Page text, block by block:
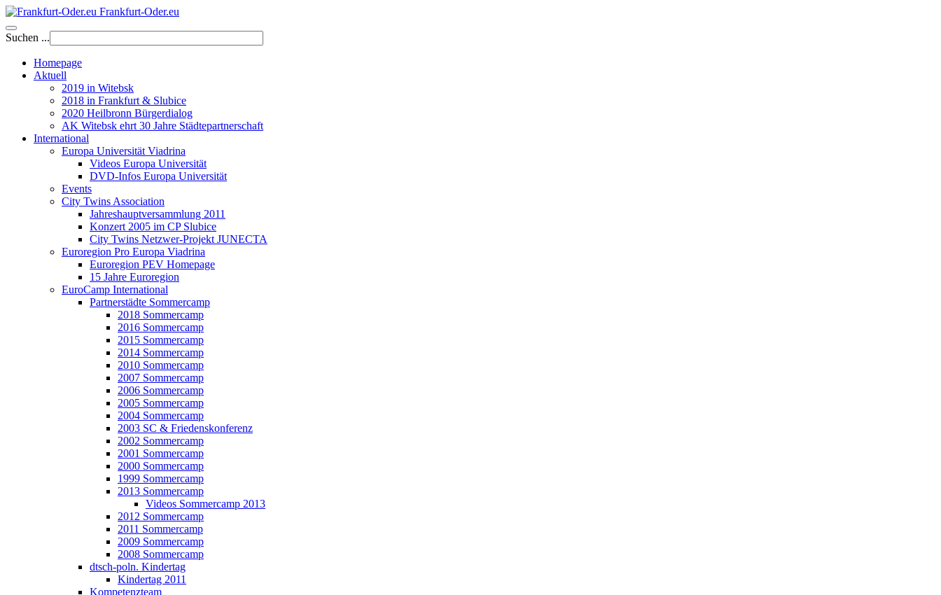
Frankfurt-Oder.eu
Suchen ...
Homepage
Aktuell
2019 in Witebsk
2018 in Frankfurt & Slubice
2020 Heilbronn Bürgerdialog
AK Witebsk ehrt 30 Jahre Städtepartnerschaft
International
Europa Universität Viadrina
Videos Europa Universität
DVD-Infos Europa Universität
Events
City Twins Association
Jahreshauptversammlung 2011
Konzert 2005 im CP Slubice
City Twins Netzwer-Projekt JUNECTA
Euroregion Pro Europa Viadrina
Euroregion PEV Homepage
15 Jahre Euroregion
EuroCamp International
Partnerstädte Sommercamp
2018 Sommercamp
2016 Sommercamp
2015 Sommercamp
2014 Sommercamp
2010 Sommercamp
2007 Sommercamp
2006 Sommercamp
2005 Sommercamp
2004 Sommercamp
2003 SC & Friedenskonferenz
2002 Sommercamp
2001 Sommercamp
2000 Sommercamp
1999 Sommercamp
2013 Sommercamp
Videos Sommercamp 2013
2012 Sommercamp
2011 Sommercamp
2009 Sommercamp
2008 Sommercamp
dtsch-poln. Kindertag
Kindertag 2011
Kompetenzteam